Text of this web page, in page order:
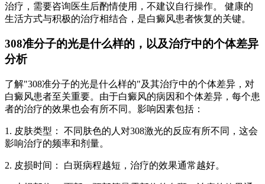
治疗，需要咨询医生后酌情使用，不建议自行操作。 健康的
生活方式与积极的治疗相结合，是白癜风患者恢复的关键。
308准分子的光是什么样的，以及治疗中的个体差异
分析
了解"308准分子的光是什么样的"及其治疗中的个体差异，对
白癜风患者至关重要。由于白癜风的病因和个体差异，每个患
者的治疗的效果也会有所不同。影响因素包括：
1. 皮肤类型： 不同肤色的人对308激光的反应有所不同，这会
影响治疗的频率和剂量。
2. 皮损时间： 白斑病程越短，治疗的效果通常越好。